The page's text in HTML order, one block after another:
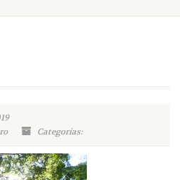
Categorías: